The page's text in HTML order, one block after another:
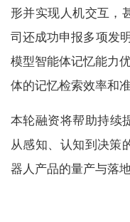
形并实现人机交互，
司还成功申报多项发
模型智能体记忆能力
体的记忆检索效率和准
本轮融资将帮助持续
从感知、认知到决策
器人产品的量产与落地